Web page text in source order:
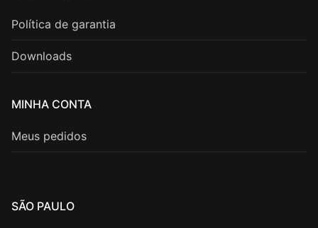
Política de garantia
Downloads
MINHA CONTA
Meus pedidos
SÃO PAULO